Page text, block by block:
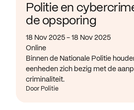
Politie en
de opsporing
18 Nov 2025 - 18 Nov 2025
Online
Binnen de Nationale Politie
eenheden zich bezig met de
criminaliteit.
Door Politie